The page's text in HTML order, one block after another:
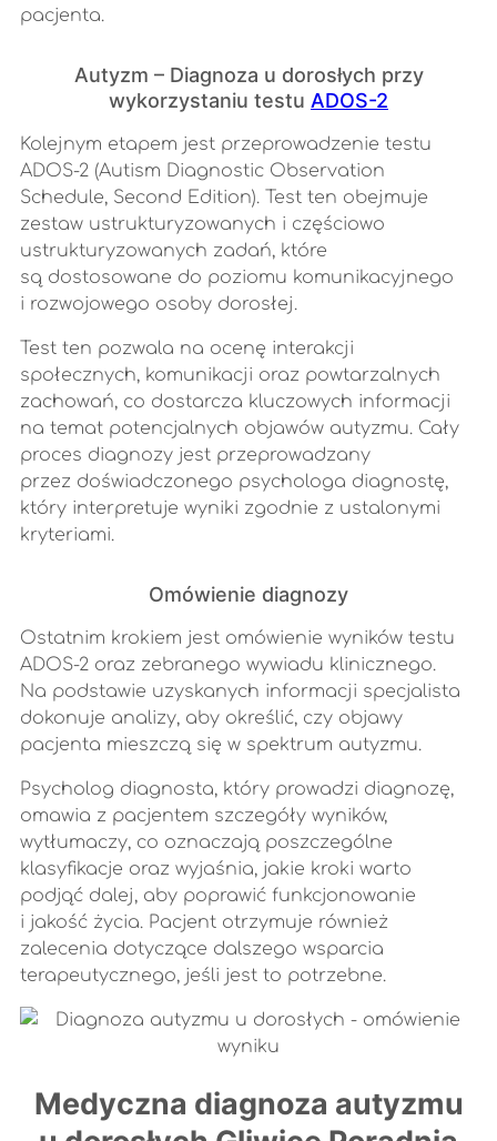
pacjenta.
Autyzm – Diagnoza u dorosłych przy
wykorzystaniu testu ADOS-2
Kolejnym etapem jest przeprowadzenie testu
ADOS-2 (Autism Diagnostic Observation
Schedule, Second Edition). Test ten obejmuje
zestaw ustrukturyzowanych i częściowo
ustrukturyzowanych zadań, które
są dostosowane do poziomu komunikacyjnego
i rozwojowego osoby dorosłej.
Test ten pozwala na ocenę interakcji
społecznych, komunikacji oraz powtarzalnych
zachowań, co dostarcza kluczowych informacji
na temat potencjalnych objawów autyzmu. Cały
proces diagnozy jest przeprowadzany
przez doświadczonego psychologa diagnostę,
który interpretuje wyniki zgodnie z ustalonymi
kryteriami.
Omówienie diagnozy
Ostatnim krokiem jest omówienie wyników testu
ADOS-2 oraz zebranego wywiadu klinicznego.
Na podstawie uzyskanych informacji specjalista
dokonuje analizy, aby określić, czy objawy
pacjenta mieszczą się w spektrum autyzmu.
Psycholog diagnosta, który prowadzi diagnozę,
omawia z pacjentem szczegóły wyników,
wytłumaczy, co oznaczają poszczególne
klasyfikacje oraz wyjaśnia, jakie kroki warto
podjąć dalej, aby poprawić funkcjonowanie
i jakość życia. Pacjent otrzymuje również
zalecenia dotyczące dalszego wsparcia
terapeutycznego, jeśli jest to potrzebne.
Medyczna diagnoza autyzmu